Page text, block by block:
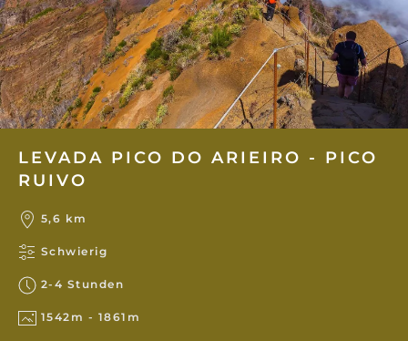
LEVADA PICO DO ARIEIRO - PICO
RUIVO
5,6 km
Schwierig
2-4 Stunden
1542m - 1861m